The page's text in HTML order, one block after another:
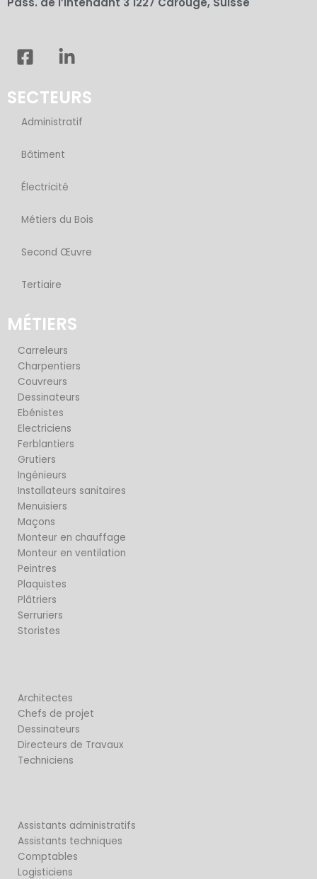
F
a
e
b
o
-
q
u
a
r
e
L
i
k
e
-
n
SECTEURS
Administratif
Bâtiment
Électricité
Métiers du Bois
Second Œuvre
Tertiaire
MÉTIERS
Carreleurs
Charpentiers
Couvreurs
Dessinateurs
Ebénistes
Electriciens
Ferblantiers
Grutiers
Ingénieurs
Installateurs sanitaires
Menuisiers
Maçons
Monteur en chauffage
Monteur en ventilation
Peintres
Plaquistes
Plâtriers
Serruriers
Storistes
Architectes
Chefs de projet
Dessinateurs
Directeurs de Travaux
Techniciens
Assistants administratifs
Assistants techniques
Comptables
Logisticiens